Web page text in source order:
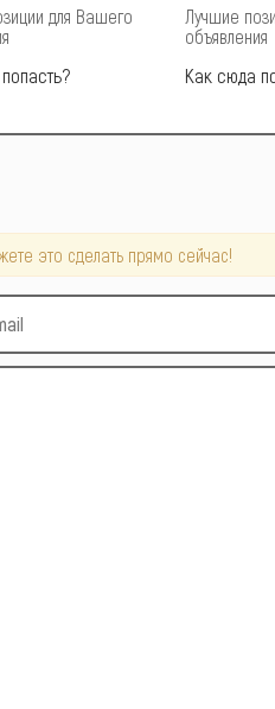
для Вашего
Лучшие
объявления
Как сюда
это сделать прямо сейчас!